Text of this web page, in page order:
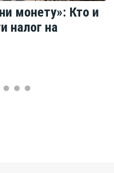
монету»: Кто и
налог на